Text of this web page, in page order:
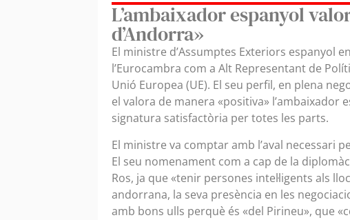
L’ambaixador espanyol
d’Andorra»
El ministre d’Assumptes Exteriors espanyol
l’Eurocambra com a Alt Representant de
Unió Europea (UE). El seu perfil, en plena
el valora de manera «positiva» l’ambaixador
signatura satisfactòria per totes les parts.
El ministre va comptar amb l’aval necessari
El seu nomenament com a cap de la
Ros, ja que «tenir persones intel·ligents als
andorrana, la seva presència en les
amb bons ulls perquè és «del Pirineu», que